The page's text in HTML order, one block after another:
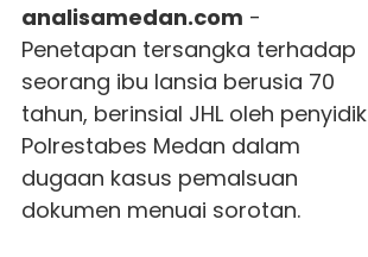
analisamedan.com -
Penetapan tersangka terhadap
seorang ibu lansia berusia 70
tahun, berinsial JHL oleh penyidik
Polrestabes Medan dalam
dugaan kasus pemalsuan
dokumen menuai sorotan.